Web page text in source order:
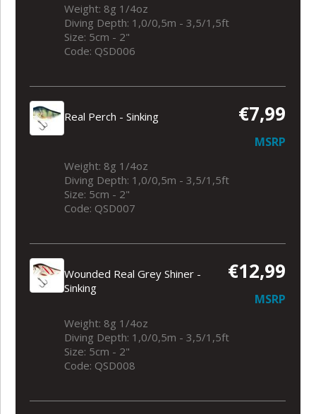
Weight: 8g 1/4oz
Diving Depth: 1,0/0,5m - 3,5/1,5ft
Size: 5cm - 2"
Code: QSD006
Real Perch - Sinking €7,99
MSRP
Weight: 8g 1/4oz
Diving Depth: 1,0/0,5m - 3,5/1,5ft
Size: 5cm - 2"
Code: QSD007
Wounded Real Grey Shiner -
Sinking
€12,99
MSRP
Weight: 8g 1/4oz
Diving Depth: 1,0/0,5m - 3,5/1,5ft
Size: 5cm - 2"
Code: QSD008